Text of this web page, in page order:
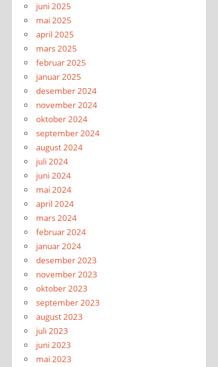
juni 2025
mai 2025
april 2025
mars 2025
februar 2025
januar 2025
desember 2024
november 2024
oktober 2024
september 2024
august 2024
juli 2024
juni 2024
mai 2024
april 2024
mars 2024
februar 2024
januar 2024
desember 2023
november 2023
oktober 2023
september 2023
august 2023
juli 2023
juni 2023
mai 2023